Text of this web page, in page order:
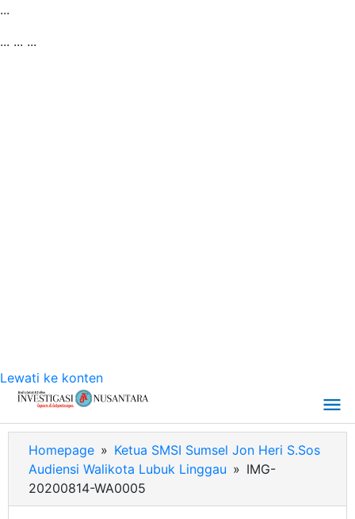
...
... ... ...
Lewati ke konten
Homepage » Ketua SMSI Sumsel Jon Heri S.Sos
Audiensi Walikota Lubuk Linggau » IMG-
20200814-WA0005